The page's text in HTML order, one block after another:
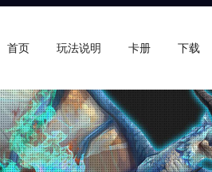
首页 玩法说明 卡册 下载